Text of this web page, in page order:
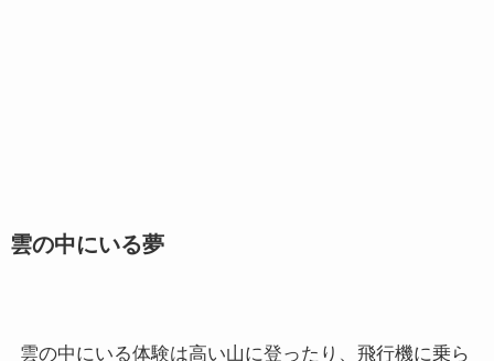
雲の中にいる夢
雲の中にいる体験は高い山に登ったり、飛行機に乗ら